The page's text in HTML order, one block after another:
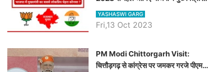
सबसे लोकप्रिय चेहरा कौनसा ?
YASHASWI GARG
Fri,13 Oct 2023
PM Modi Chittorgarh Visit:
चित्तौड़गढ़ से कांग्रेस पर जमकर गरजे पीएम